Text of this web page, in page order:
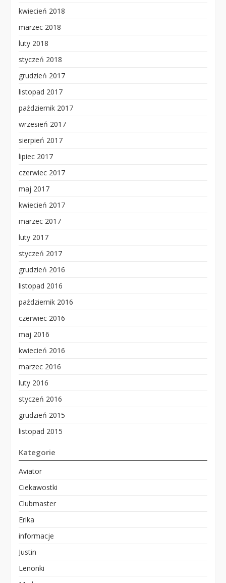
kwiecień 2018
marzec 2018
luty 2018
styczeń 2018
grudzień 2017
listopad 2017
październik 2017
wrzesień 2017
sierpień 2017
lipiec 2017
czerwiec 2017
maj 2017
kwiecień 2017
marzec 2017
luty 2017
styczeń 2017
grudzień 2016
listopad 2016
październik 2016
czerwiec 2016
maj 2016
kwiecień 2016
marzec 2016
luty 2016
styczeń 2016
grudzień 2015
listopad 2015
Kategorie
Aviator
Ciekawostki
Clubmaster
Erika
informacje
Justin
Lenonki